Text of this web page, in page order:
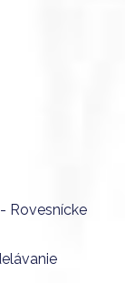
Rovesnícke